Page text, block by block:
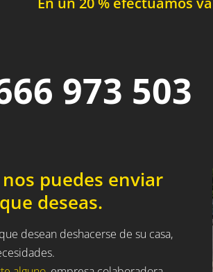
973 503
puedes enviar
deseas.
desean deshacerse de su casa,